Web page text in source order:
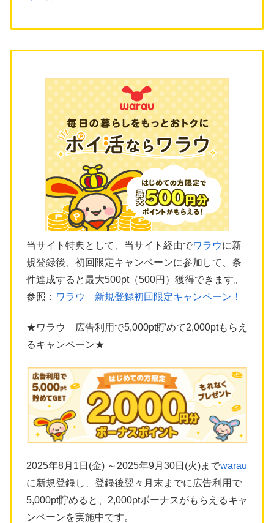
当サイト特典として、当サイト経由でワラウに新
規登録後、初回限定キャンペーンに参加して、条
件達成すると最大500pt（500円）獲得できます。
参照： ワラウ 新規登録初回限定キャンペーン！
★ワラウ 広告利用で5,000pt貯めて2,000ptもらえ
るキャンペーン★
2025年8月1日(金) ～2025年9月30日(火)までwarau
に新規登録し、登録後翌々月末までに広告利用で
5,000pt貯めると、2,000ptボーナスがもらえるキャ
ンペーンを実施中です。